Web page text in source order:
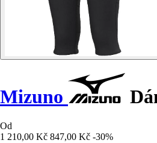
Mizuno
Od
1 210,00 Kč 847,00 Kč -30%